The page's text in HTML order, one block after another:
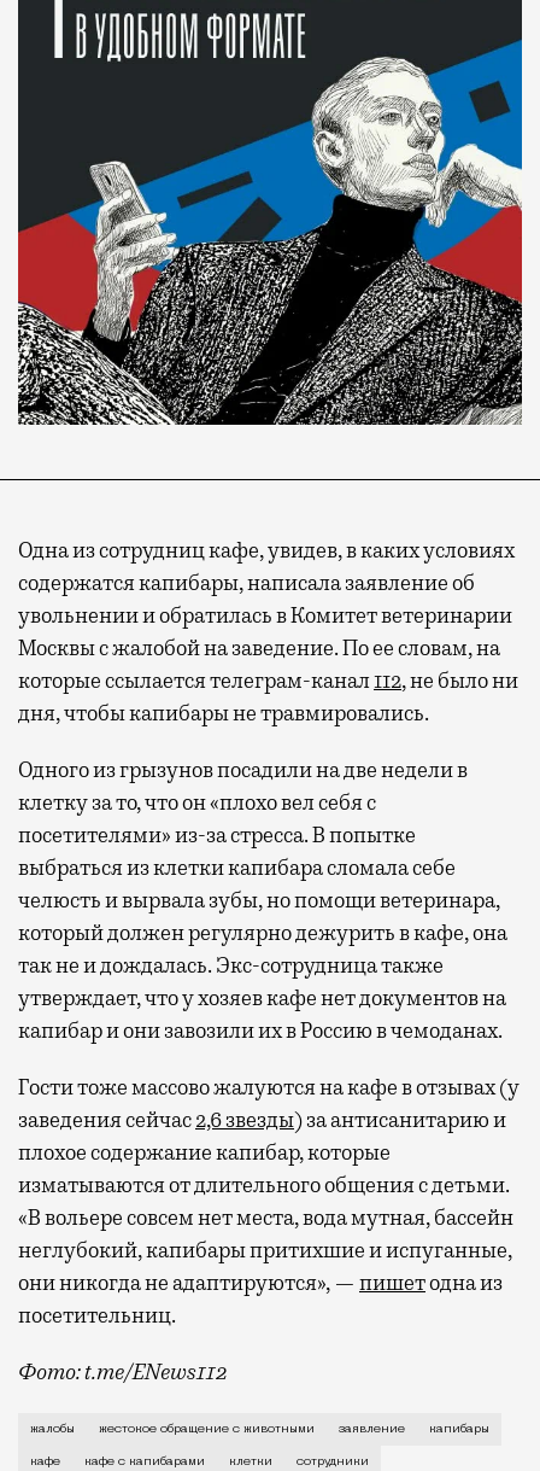
Одна из сотрудниц кафе, увидев, в каких условиях
содержатся капибары, написала заявление об
увольнении и обратилась в Комитет ветеринарии
Москвы с жалобой на заведение. По ее словам, на
которые ссылается телеграм-канал112, не было ни
дня, чтобы капибары не травмировались.
Одного из грызунов посадили на две недели в
клетку за то, что он «плохо вел себя с
посетителями» из-за стресса. В попытке
выбраться из клетки капибара сломала себе
челюсть и вырвала зубы, но помощи ветеринара,
который должен регулярно дежурить в кафе, она
так не и дождалась. Экс-сотрудница также
утверждает, что у хозяев кафе нет документов на
капибар и они завозили их в Россию в чемоданах.
Гости тоже массово жалуются на кафе в отзывах (у
заведения сейчас2,6 звезды) за антисанитарию и
плохое содержание капибар, которые
изматываются от длительного общения с детьми.
«В вольере совсем нет места, вода мутная, бассейн
неглубокий, капибары притихшие и испуганные,
они никогда не адаптируются», — пишетодна из
посетительниц.
Фото: t.me/ENews112
С момента открытия нового контактного кафе с
жалобы жестокое обращение с животными заявление капибары
кафе кафе с капибарами клетки сотрудники